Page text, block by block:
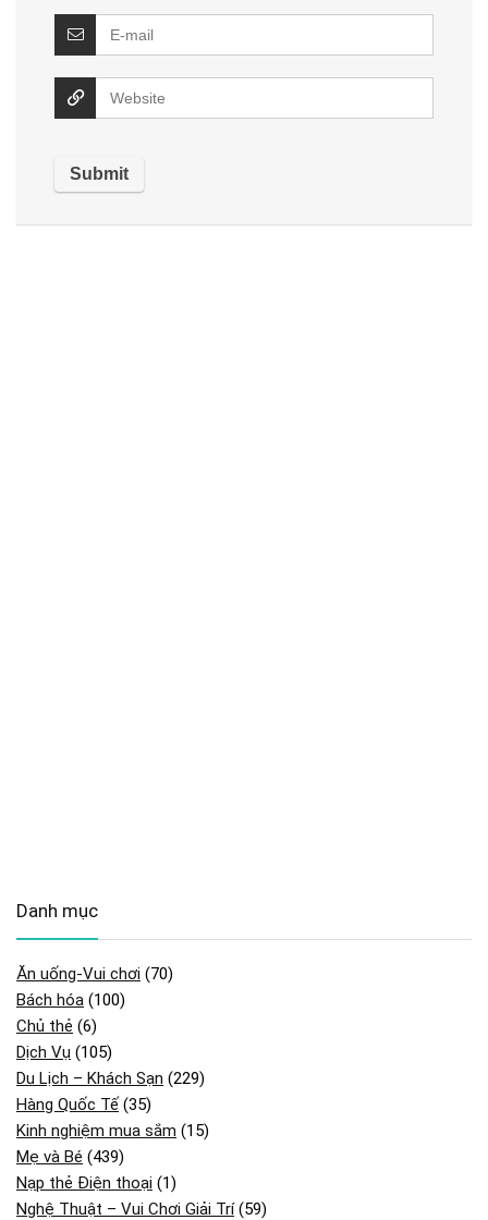
Danh mục
Ăn uống-Vui chơi (70)
Bách hóa (100)
Chủ thẻ (6)
Dịch Vụ (105)
Du Lịch – Khách Sạn (229)
Hàng Quốc Tế (35)
Kinh nghiệm mua sắm (15)
Mẹ và Bé (439)
Nạp thẻ Điện thoại (1)
Nghệ Thuật – Vui Chơi Giải Trí(59)